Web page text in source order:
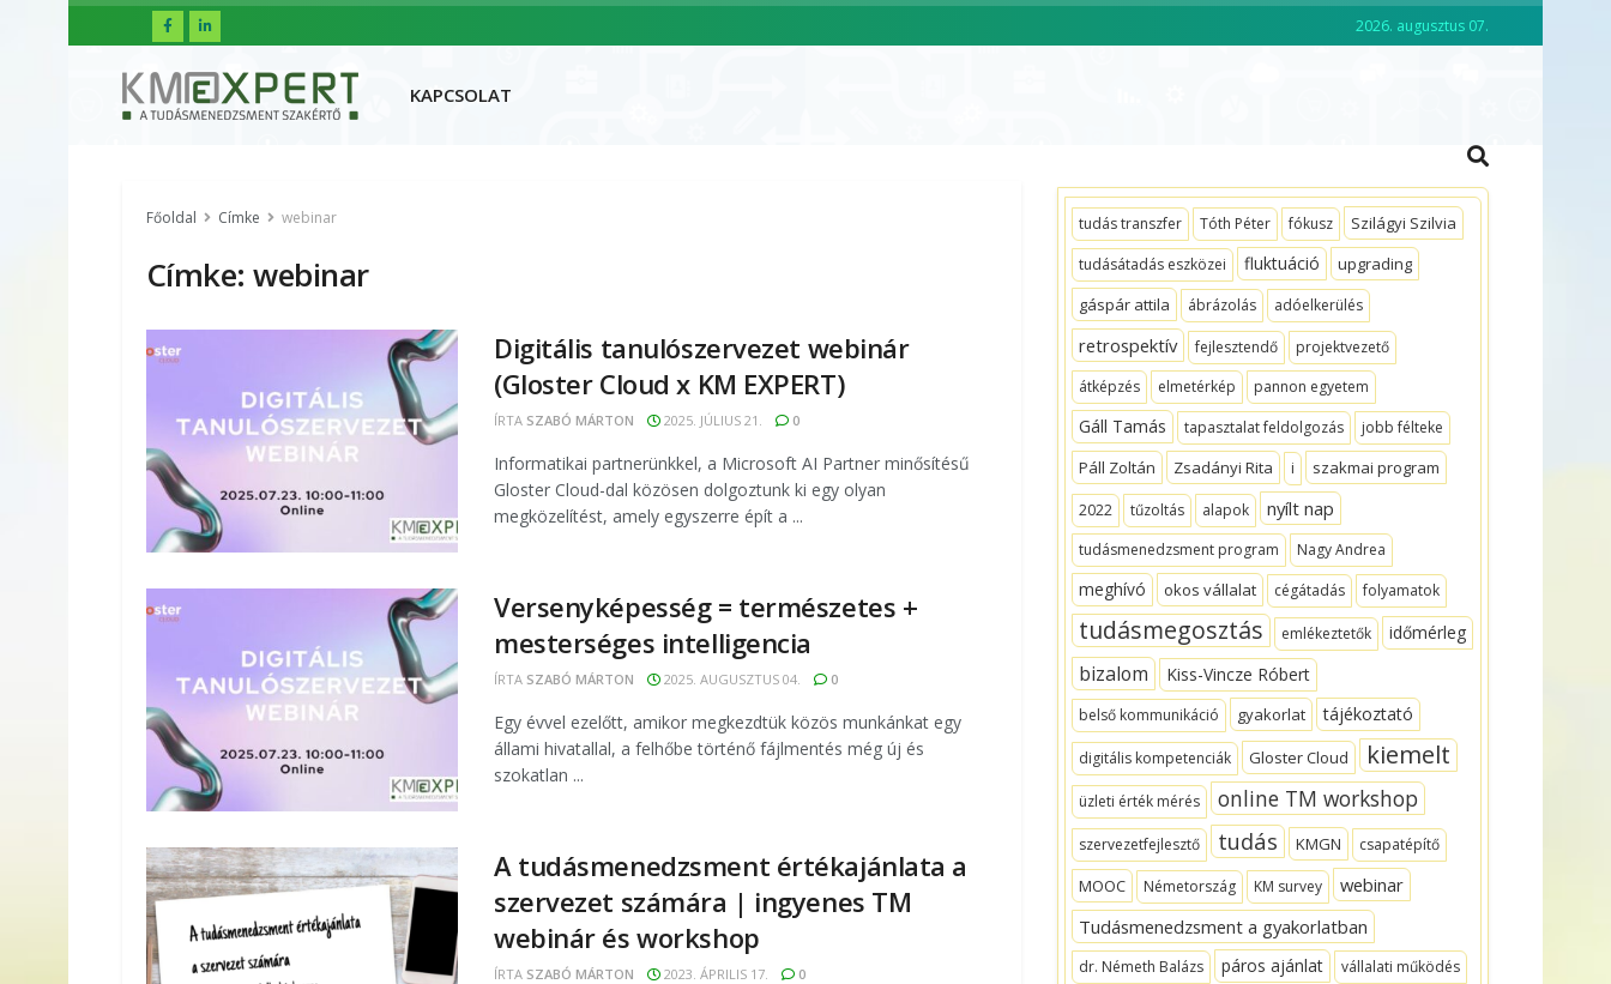
2026. augusztus 07.
VEZETŐKÉPZÉS
KAPCSOLAT
Főoldal Címke webinar
Címke:webinar
Digitális tanulószervezet webinár
(Gloster Cloud x KM EXPERT)
ÍRTA SZABÓ MÁRTON 2025. JÚLIUS 21. 0
Informatikai partnerünkkel, a Microsoft AI Partner minősítésű
Gloster Cloud-dal közösen dolgoztunk ki egy olyan
megközelítést, amely egyszerre épít a ...
Versenyképesség = természetes +
mesterséges intelligencia
ÍRTA SZABÓ MÁRTON 2025. AUGUSZTUS 04. 0
Egy évvel ezelőtt, amikor megkezdtük közös munkánkat egy
állami hivatallal, a felhőbe történő fájlmentés még új és
szokatlan ...
A tudásmenedzsment értékajánlata a
szervezet számára | ingyenes TM
webinár és workshop
ÍRTA SZABÓ MÁRTON 2023. ÁPRILIS 17. 0
tudás transzfer Tóth Péter fókusz Szilágyi Szilvia
tudásátadás eszközei fluktuáció
upgrading
gáspár attila
ábrázolás adóelkerülés
retrospektív fejlesztendő
projektvezető
átképzés
elmetérkép pannon egyetem
Gáll Tamás tapasztalat feldolgozás jobb félteke
Páll Zoltán Zsadányi Rita i szakmai program
2022 tűzoltás alapok nyílt nap
tudásmenedzsment program Nagy Andrea
meghívó okos vállalat cégátadás folyamatok
tudásmegosztás emlékeztetők időmérleg
bizalom Kiss-Vincze Róbert
belső kommunikáció gyakorlat tájékoztató
digitális kompetenciák Gloster Cloud kiemelt
üzleti érték mérés online TM workshop
szervezetfejlesztő tudás KMGN csapatépítő
MOOC Németország KM survey
webinar
Tudásmenedzsment a gyakorlatban
dr. Németh Balázs páros ajánlat
vállalati működés